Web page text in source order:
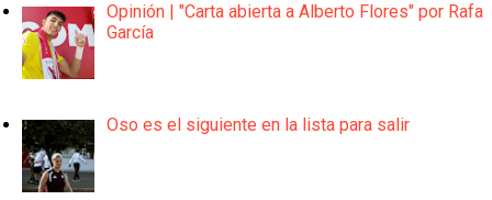
Opinión | "Carta abierta a Alberto Flores" por Rafa
García
Oso es el siguiente en la lista para salir